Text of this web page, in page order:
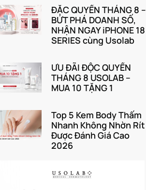
ĐẶC QUYỀN THÁNG 8 –
BỨT PHÁ DOANH SỐ,
NHẬN NGAY iPHONE 18
SERIES cùng Usolab
ƯU ĐÃI ĐỘC QUYỀN
THÁNG 8 USOLAB –
MUA 10 TẶNG 1
Top 5 Kem Body Thấm
Nhanh Không Nhờn Rít
Được Đánh Giá Cao
2026